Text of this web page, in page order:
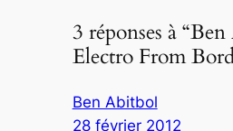
3 réponses à
Ben Abitbol
28 février 2012